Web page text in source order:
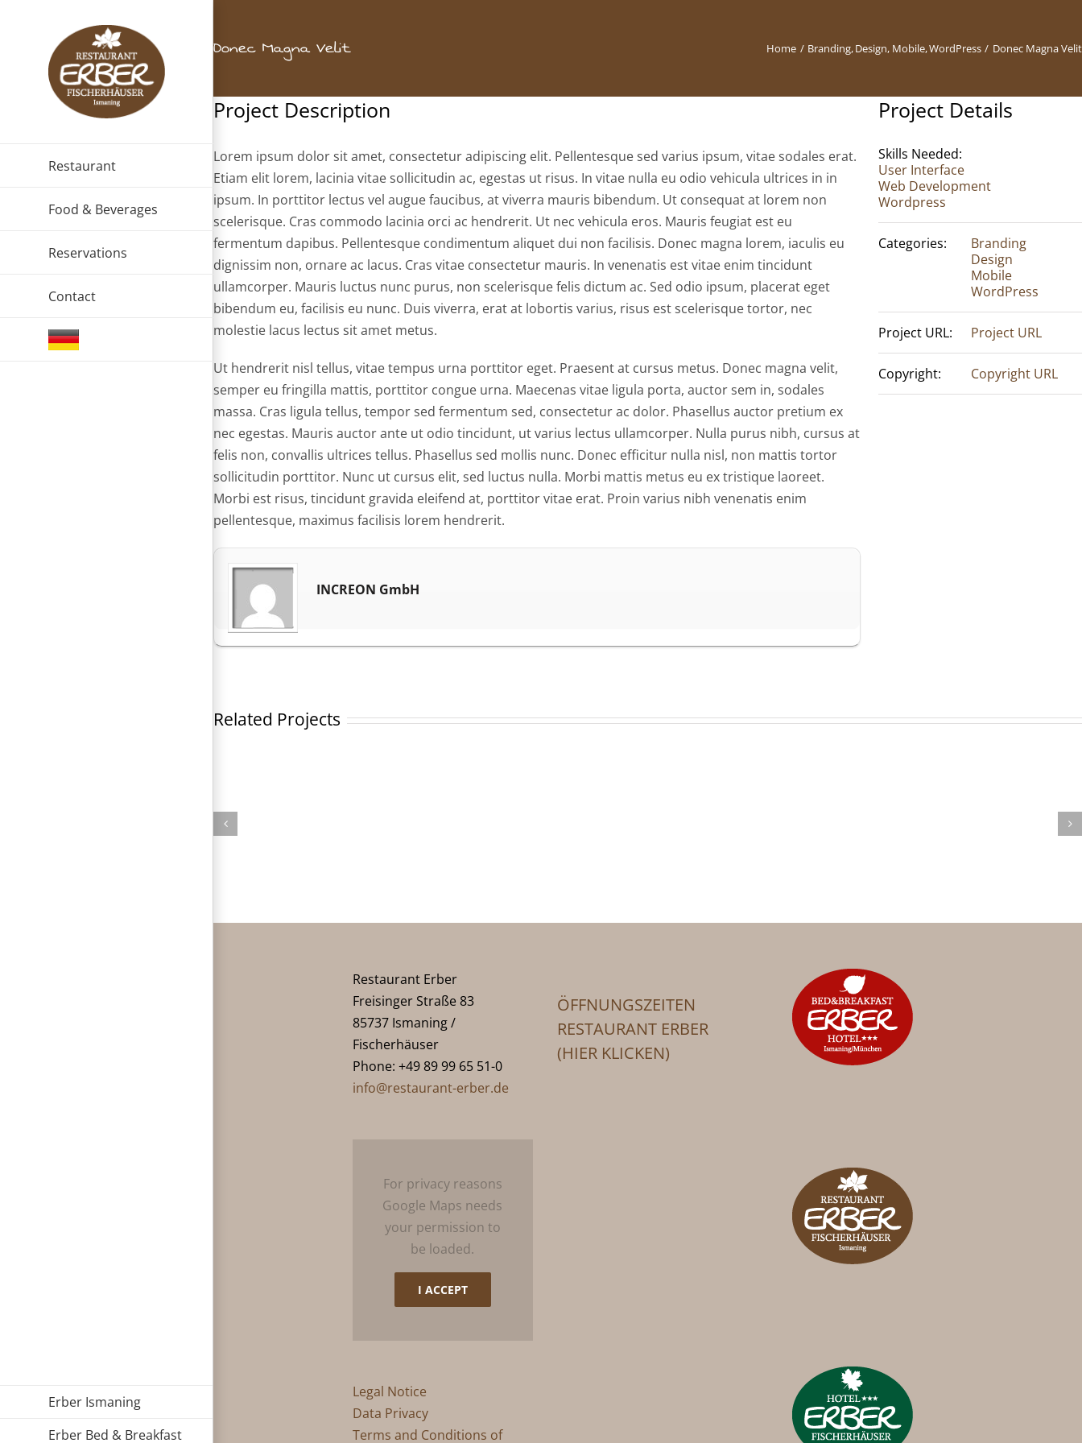
Restaurant
Food & Beverages
Reservations
Contact
Erber Ismaning
Erber Bed & Breakfast
Donec Magna Velit Home Branding Design Mobile WordPress Donec Magna Velit
Project Description
Lorem ipsum dolor sit amet, consectetur adipiscing elit. Pellentesque sed varius ipsum, vitae sodales erat.
Etiam elit lorem, lacinia vitae sollicitudin ac, egestas ut risus. In vitae nulla eu odio vehicula ultrices in in
ipsum. In porttitor lectus vel augue faucibus, at viverra mauris bibendum. Ut consequat at lorem non
scelerisque. Cras commodo lacinia orci ac hendrerit. Ut nec vehicula eros. Mauris feugiat est eu
fermentum dapibus. Pellentesque condimentum aliquet dui non facilisis. Donec magna lorem, iaculis eu
dignissim non, ornare ac lacus. Cras vitae consectetur mauris. In venenatis est vitae enim tincidunt
ullamcorper. Mauris luctus nunc purus, non scelerisque felis dictum ac. Sed odio ipsum, placerat eget
bibendum eu, facilisis eu nunc. Duis viverra, erat at lobortis varius, risus est scelerisque tortor, nec
molestie lacus lectus sit amet metus.
Ut hendrerit nisl tellus, vitae tempus urna porttitor eget. Praesent at cursus metus. Donec magna velit,
semper eu fringilla mattis, porttitor congue urna. Maecenas vitae ligula porta, auctor sem in, sodales
massa. Cras ligula tellus, tempor sed fermentum sed, consectetur ac dolor. Phasellus auctor pretium ex
nec egestas. Mauris auctor ante ut odio tincidunt, ut varius lectus ullamcorper. Nulla purus nibh, cursus at
felis non, convallis ultrices tellus. Phasellus sed mollis nunc. Donec efficitur nulla nisl, non mattis tortor
sollicitudin porttitor. Nunc ut cursus elit, sed luctus nulla. Morbi mattis metus eu ex tristique laoreet.
Morbi est risus, tincidunt gravida eleifend at, porttitor vitae erat. Proin varius nibh venenatis enim
pellentesque, maximus facilisis lorem hendrerit.
INCREON GmbH
Project Details
Skills Needed:
User Interface
Web Development
Wordpress
Categories:
Branding
Design
Mobile
WordPress
Project URL: Project URL
Copyright: Copyright URL
Related Projects
Restaurant Erber
Freisinger Straße 83
85737 Ismaning /
Fischerhäuser
Phone: +49 89 99 65 51-0
info@restaurant-erber.de
For privacy reasons
Google Maps needs
your permission to
be loaded.
I ACCEPT
Legal Notice
Data Privacy
Terms and Conditions of
ÖFFNUNGSZEITEN
RESTAURANT ERBER
(HIER KLICKEN)